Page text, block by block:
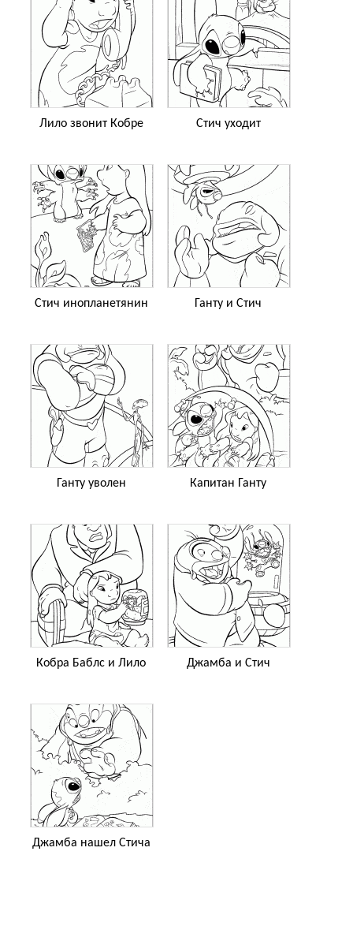
Лило звонит Кобре Стич уходит
Стич инопланетянин Ганту и Стич
Ганту уволен Капитан Ганту
Кобра Баблс и Лило Джамба и Стич
Джамба нашел Стича